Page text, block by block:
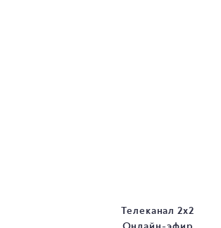
Телеканал 2х2